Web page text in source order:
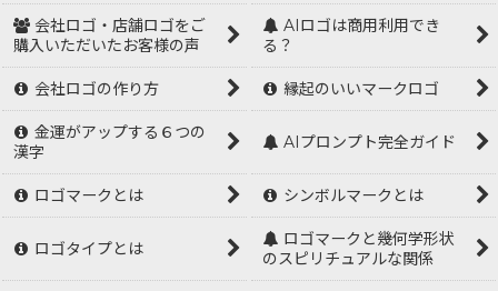
会社ロゴ・店舗ロゴをご
購入いただいたお客様の声
AIロゴは商用利用でき
る？
会社ロゴの作り方 縁起のいいマークロゴ
金運がアップする６つの
漢字
AIプロンプト完全ガイド
ロゴマークとは シンボルマークとは
ロゴタイプとは
ロゴマークと幾何学形状
のスピリチュアルな関係